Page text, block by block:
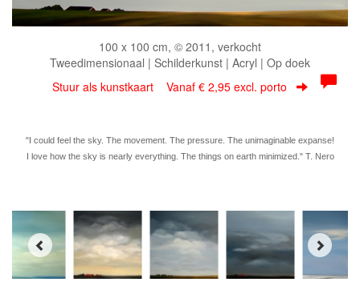
100 x 100 cm, © 2011, verkocht
Tweedimensionaal | Schilderkunst | Acryl | Op doek
Stuur als kunstkaart Vanaf € 2,95 excl. porto
"I could feel the sky. The movement. The pressure. The unimaginable expanse!
I love how the sky is nearly everything. The things on earth minimized." T. Nero